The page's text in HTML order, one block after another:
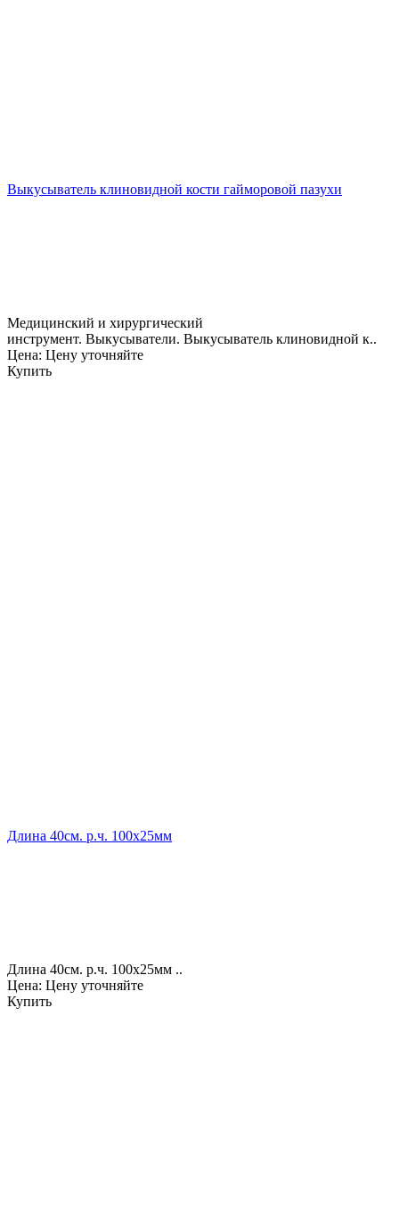
Выкусыватель клиновидной кости гайморовой пазухи
Медицинский и хирургический
инструмент. Выкусыватели. Выкусыватель клиновидной к..
Цена: Цену уточняйте
Купить
Длина 40см. р.ч. 100х25мм
Длина 40см. р.ч. 100х25мм ..
Цена: Цену уточняйте
Купить